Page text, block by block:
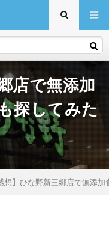
店で無添加
探してみた
想】ひな野新三郷店で無添